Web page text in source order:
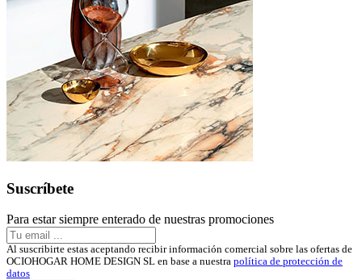
Suscríbete
Para estar siempre enterado de nuestras promociones
Al suscribirte estas aceptando recibir información comercial sobre las ofertas de
OCIOHOGAR HOME DESIGN SL en base a nuestra política de protección de
datos